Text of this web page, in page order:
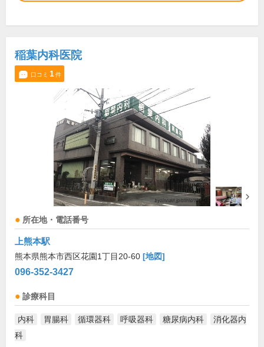
稲葉内科医院
口コミ 1件
所在地・電話番号
上熊本駅
熊本県熊本市西区花園1丁目20-60 [地図]
096-352-3427
診療科目
内科 胃腸科 循環器科 呼吸器科 糖尿病内科
消化器内
科